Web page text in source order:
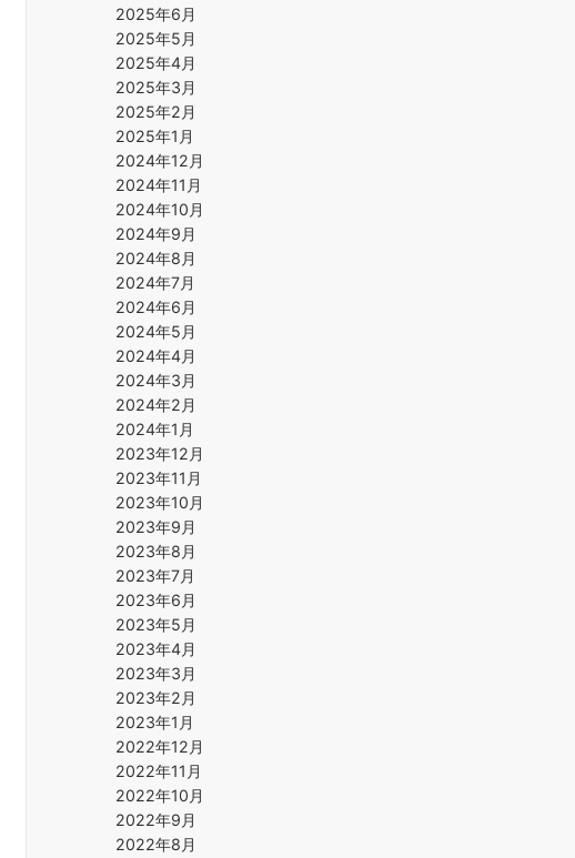
2025年6月
2025年5月
2025年4月
2025年3月
2025年2月
2025年1月
2024年12月
2024年11月
2024年10月
2024年9月
2024年8月
2024年7月
2024年6月
2024年5月
2024年4月
2024年3月
2024年2月
2024年1月
2023年12月
2023年11月
2023年10月
2023年9月
2023年8月
2023年7月
2023年6月
2023年5月
2023年4月
2023年3月
2023年2月
2023年1月
2022年12月
2022年11月
2022年10月
2022年9月
2022年8月